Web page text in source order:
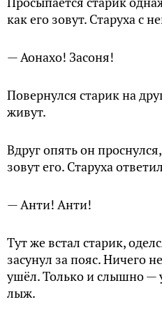
как его зовут. Старуха с
— Аонахо! Засоня!
Повернулся старик на
живут.
Вдруг опять он
зовут его. Старуха
— Анти! Анти!
Тут же встал старик,
засунул за пояс. Ничего
ушёл. Только и слышно —
лыж.